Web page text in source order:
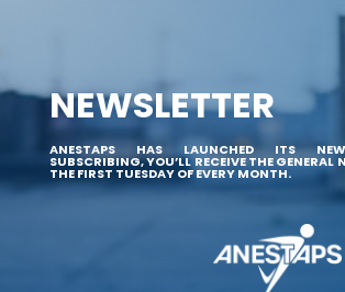
NEWSLETTER
ANESTAPS HAS LAUNCHED ITS
SUBSCRIBING, YOU’LL RECEIVE THE GENERAL
THE FIRST TUESDAY OF EVERY MONTH.